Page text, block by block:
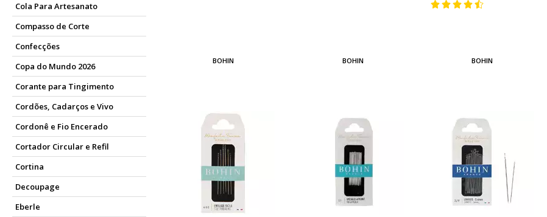
Cola Para Artesanato
Compasso de Corte
Confecções
Copa do Mundo 2026
Corante para Tingimento
Cordões, Cadarços e Vivo
Cordonê e Fio Encerado
Cortador Circular e Refil
Cortina
Decoupage
Eberle
BOHIN BOHIN BOHIN